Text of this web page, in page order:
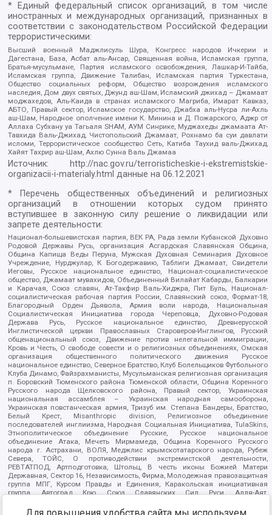
* Единый федеральный список организаций, в том числе
иностранных и международных организаций, признанных в
соответствии с законодательством Российской Федерации
террористическими:
Высший военный Маджлисуль Шура, Конгресс народов Ичкерии и
Дагестана, База, Асбат аль-Ансар, Священная война, Исламская группа,
Братья-мусульмане, Партия исламского освобождения, Лашкар-И-Тайба,
Исламская группа, Движение Талибан, Исламская партия Туркестана,
Общество социальных реформ, Общество возрождения исламского
наследия, Дом двух святых, Джунд аш-Шам, Исламский джихад – Джамаат
моджахедов, Аль-Каида в странах исламского Магриба, Имарат Кавказ,
АБТО, Правый сектор, Исламское государство, Джабха аль-Нусра ли-Ахль
аш-Шам, Народное ополчение имени К. Минина и Д. Пожарского, Аджр от
Аллаха Субхану уа Тагьаля SHAM, АУМ Синрике, Муджахеды джамаата Ат-
Тавхида Валь-Джихад, Чистопольский Джамаат, Рохнамо ба суи давлати
исломи, Террористическое сообщество Сеть, Катиба Таухид валь-Джихад,
Хайят Тахрир аш-Шам, Ахлю Сунна Валь Джамаа
Источник:
http://nac.gov.ru/terroristicheskie-i-ekstremistskie-
organizacii-i-materialy.html данные на06.12.2021
* Перечень общественных объединений и религиозных
организаций в отношении которых судом принято
вступившее в законную силу решение о ликвидации или
запрете деятельности:
Национал-большевистская партия, ВЕК РА, Рада земли Кубанской Духовно
Родовой Державы Русь, организация Асгардская Славянская Община,
Община Капища Веды Перуна, Мужская Духовная Семинария Духовное
Учреждение, Нурджулар, К Богодержавию, Таблиги Джамаат, Свидетели
Иеговы, Русское национальное единство, Национал-социалистическое
общество, Джамаат мувахидов, Объединенный Вилайат Кабарды, Балкарии
и Карачая, Союз славян, Ат-Такфир Валь-Хиджра, Пит Буль, Национал-
социалистическая рабочая партия России, Славянский союз, Формат-18,
Благородный Орден Дьявола, Армия воли народа, Национальная
Социалистическая Инициатива города Череповца, Духовно-Родовая
Держава Русь, Русское национальное единство, Древнерусской
Инглистической церкви Православных Староверов-Инглингов, Русский
общенациональный союз, Движение против нелегальной иммиграции,
Кровь и Честь, О свободе совести и о религиозных объединениях, Омская
организация общественного политического движения Русское
национальное единство, Северное Братство, Клуб Болельщиков Футбольного
Клуба Динамо, Файзрахманисты, Мусульманская религиозная организация
п. Боровский Тюменского района Тюменской области, Община Коренного
Русского народа Щелковского района, Правый сектор, Украинская
национальная ассамблея – Украинская народная самооборона,
Украинская повстанческая армия, Тризуб им. Степана Бандеры, Братство,
Белый Крест, Misanthropic division, Религиозное объединение
последователей инглиизма, Народная Социальная Инициатива, TulaSkins,
Этнополитическое объединение Русские, Русское национальное
объединение Атака, Мечеть Мирмамеда, Община Коренного Русского
народа г. Астрахани, ВОЛЯ, Меджлис крымскотатарского народа, Рубеж
Севера, ТОЙС, О противодействии экстремистской деятельности,
РЕВТАТПОД, Артподготовка, Штольц, В честь иконы Божией Матери
Державная, Сектор 16, Независимость, Фирма, Молодежная правозащитная
группа МПГ, Курсом Правды и Единения, Каракольская инициативная
группа, Автоград Крю, Союз Славянских Сил Руси, Алля-Аят,
Арестантское уголовное единство, Башкорт, Нация и свобода, W.H.С., Фалунь